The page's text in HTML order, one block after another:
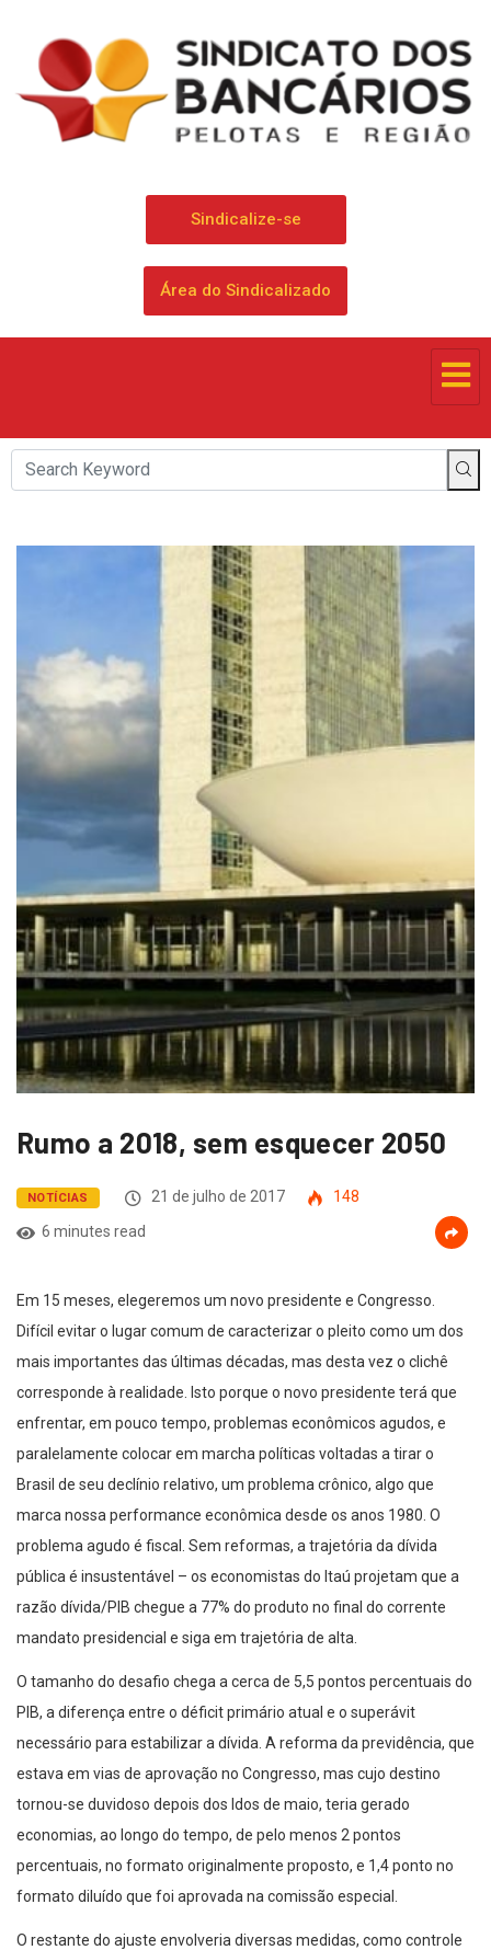
Sindicalize-se
Área do Sindicalizado
Rumo a 2018, sem esquecer 2050
NOTÍCIAS 21 de julho de 2017
148
6 minutes read
Em 15 meses, elegeremos um novo presidente e Congresso.
Difícil evitar o lugar comum de caracterizar o pleito como um dos
mais importantes das últimas décadas, mas desta vez o clichê
corresponde à realidade. Isto porque o novo presidente terá que
enfrentar, em pouco tempo, problemas econômicos agudos, e
paralelamente colocar em marcha políticas voltadas a tirar o
Brasil de seu declínio relativo, um problema crônico, algo que
marca nossa performance econômica desde os anos 1980. O
problema agudo é fiscal. Sem reformas, a trajetória da dívida
pública é insustentável – os economistas do Itaú projetam que a
razão dívida/PIB chegue a 77% do produto no final do corrente
mandato presidencial e siga em trajetória de alta.
O tamanho do desafio chega a cerca de 5,5 pontos percentuais do
PIB, a diferença entre o déficit primário atual e o superávit
necessário para estabilizar a dívida. A reforma da previdência, que
estava em vias de aprovação no Congresso, mas cujo destino
tornou-se duvidoso depois dos Idos de maio, teria gerado
economias, ao longo do tempo, de pelo menos 2 pontos
percentuais, no formato originalmente proposto, e 1,4 ponto no
formato diluído que foi aprovada na comissão especial.
O restante do ajuste envolveria diversas medidas, como controle